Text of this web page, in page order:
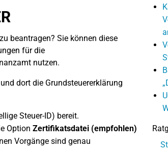
beantragen? Sie können diese
für die
nutzen.
dort die Grundsteuererklärung
Steuer-ID) bereit.
Option Zertifikatsdatei (empfohlen)
Vorgänge sind genau